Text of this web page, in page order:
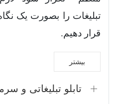
تبلیغات را بصورت یک
قرار دهیم.
بیشتر
تابلو تبلیغاتی و